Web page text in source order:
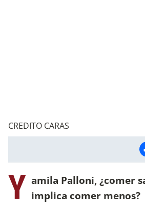
CREDITO CARAS
Y amila Palloni, ¿comer
implica comer menos?